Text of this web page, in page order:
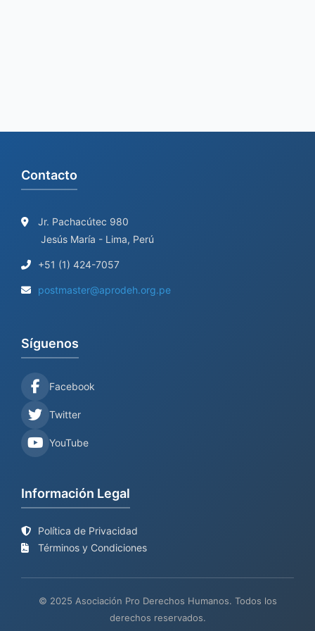
Contacto
Jr. Pachacútec 980
Jesús María - Lima, Perú
+51 (1) 424-7057
postmaster@aprodeh.org.pe
Síguenos
Facebook
Twitter
YouTube
Información Legal
Política de Privacidad
Términos y Condiciones
© 2025 Asociación Pro Derechos Humanos. Todos los
derechos reservados.